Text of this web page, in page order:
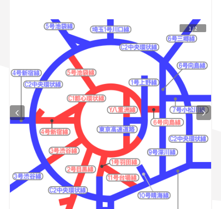
1/2